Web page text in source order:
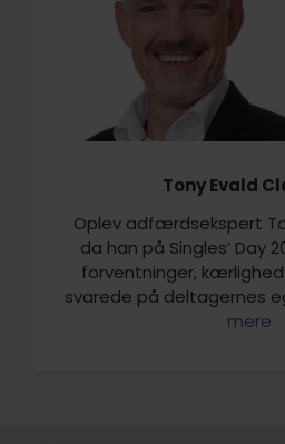
Tony Evald
Oplev adfærdsekspert
da han på Singles’ Day
forventninger,
svarede på deltagernes
mere